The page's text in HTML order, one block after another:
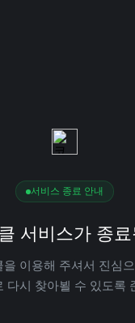
서비스 종료 안내
서비스가 종
을 이용해 주셔서 진심
다시 찾아뵐 수 있도록